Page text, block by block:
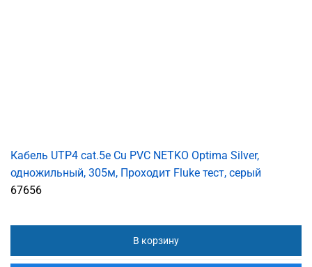
Кабель UTP4 cat.5е Cu PVC NETKO Optima Silver,
одножильный, 305м, Проходит Fluke тест, серый
67656
В корзину